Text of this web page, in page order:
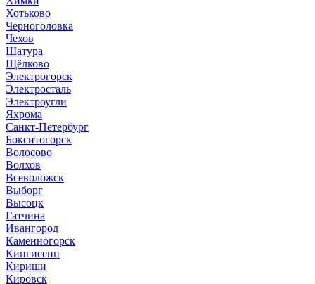
Хотьково
Черноголовка
Чехов
Шатура
Щёлково
Электрогорск
Электросталь
Электроугли
Яхрома
Санкт-Петербург
Бокситогорск
Волосово
Волхов
Всеволожск
Выборг
Высоцк
Гатчина
Ивангород
Каменногорск
Кингисепп
Кириши
Кировск